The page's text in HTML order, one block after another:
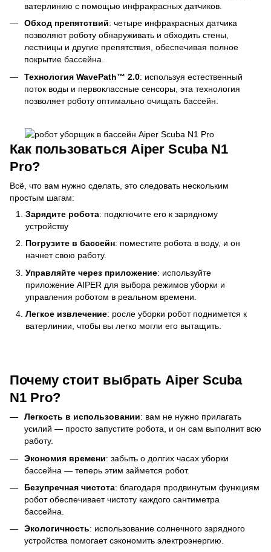
ватерлинию с помощью инфракрасных датчиков.
Обход препятствий: четыре инфракрасных датчика
позволяют роботу обнаруживать и обходить стены,
лестницы и другие препятствия, обеспечивая полное
покрытие бассейна.
Технология WavePath™ 2.0: используя естественный
поток воды и первоклассные сенсоры, эта технология
позволяет роботу оптимально очищать бассейн.
Как пользоваться Aiper Scuba N1
Pro?
Всё, что вам нужно сделать, это следовать нескольким
простым шагам:
Зарядите робота: подключите его к зарядному
устройству
Погрузите в бассейн: поместите робота в воду, и он
начнет свою работу.
Управляйте через приложение: используйте
приложение AIPER для выбора режимов уборки и
управления роботом в реальном времени.
Легкое извлечение: росле уборки робот поднимется к
ватерлинии, чтобы вы легко могли его вытащить.
Почему стоит выбрать Aiper Scuba
N1 Pro?
Легкость в использовании: вам не нужно прилагать
усилий — просто запустите робота, и он сам выполнит всю
работу.
Экономия времени: забыть о долгих часах уборки
бассейна — теперь этим займется робот.
Безупречная чистота: благодаря продвинутым функциям
робот обеспечивает чистоту каждого сантиметра
бассейна.
Экологичность: использование солнечного зарядного
устройства помогает сэкономить электроэнергию.